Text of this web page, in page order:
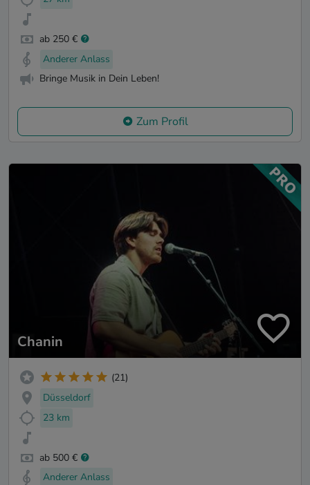
ab 250 €
Anderer Anlass
Bringe Musik in Dein Leben!
Zum Profil
Chanin
(21)
Düsseldorf
23 km
ab 500 €
Anderer Anlass